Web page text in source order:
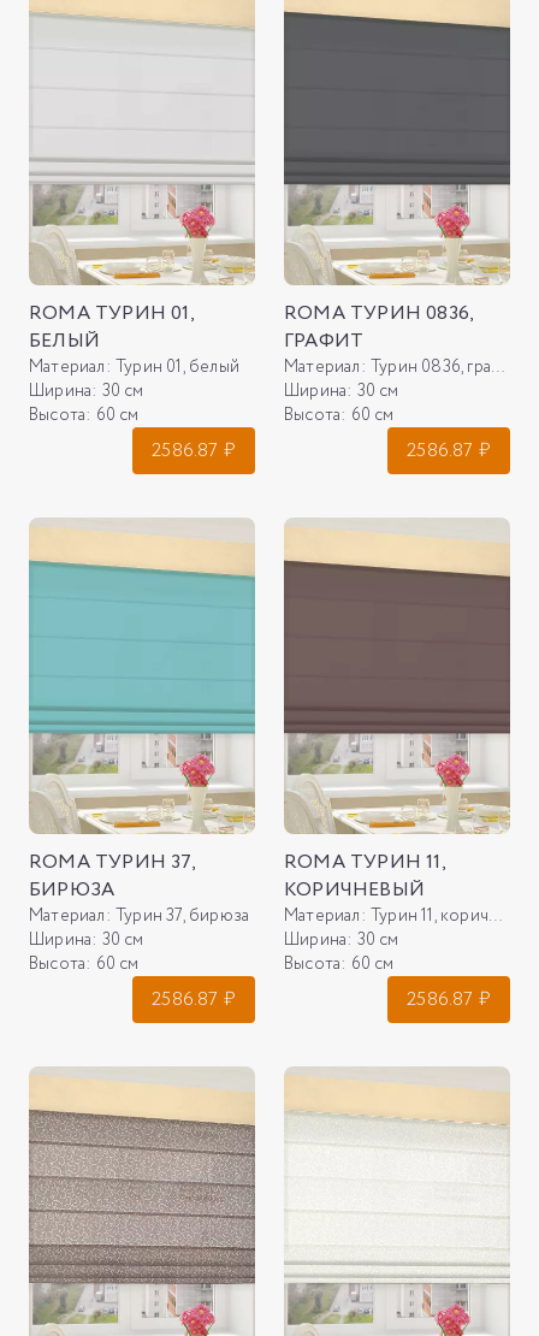
ROMA ТУРИН 01,
БЕЛЫЙ
Материал: Турин 01, белый
Ширина: 30 см
Высота: 60 см
2586.87 ₽
ROMA ТУРИН 0836,
ГРАФИТ
Материал: Турин 0836, графит
Ширина: 30 см
Высота: 60 см
2586.87 ₽
ROMA ТУРИН 37,
БИРЮЗА
Материал: Турин 37, бирюза
Ширина: 30 см
Высота: 60 см
2586.87 ₽
ROMA ТУРИН 11,
КОРИЧНЕВЫЙ
Материал: Турин 11, коричневый
Ширина: 30 см
Высота: 60 см
2586.87 ₽